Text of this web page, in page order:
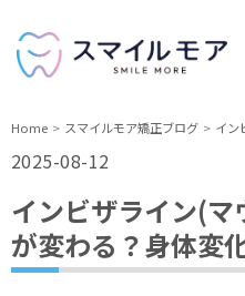
Home スマイルモア矯正ブログ イン
2025-08-12
インビザライン(
が変わる？身体変